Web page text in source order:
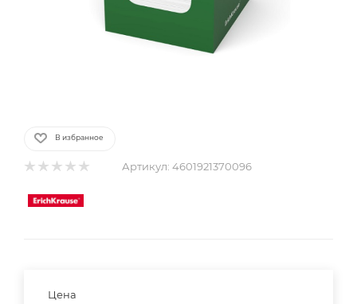
В избранное
Артикул: 4601921370096
Цена